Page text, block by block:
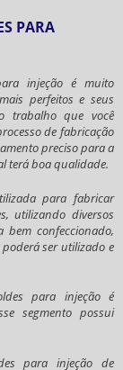
PARA
injeção é muito
perfeitos e seus
trabalho que você
de fabricação
preciso para a
terá boa qualidade.
para fabricar
utilizando diversos
confeccionado,
ser utilizado e
para injeçãoé
segmento possui
para injeção de